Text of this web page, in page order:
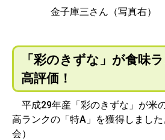
金子庫三さん（写真右）
「彩のきずな」が食味
高評価！
平成29年産「彩のきずな」が米
高ランクの「特A」を獲得しまし
会）